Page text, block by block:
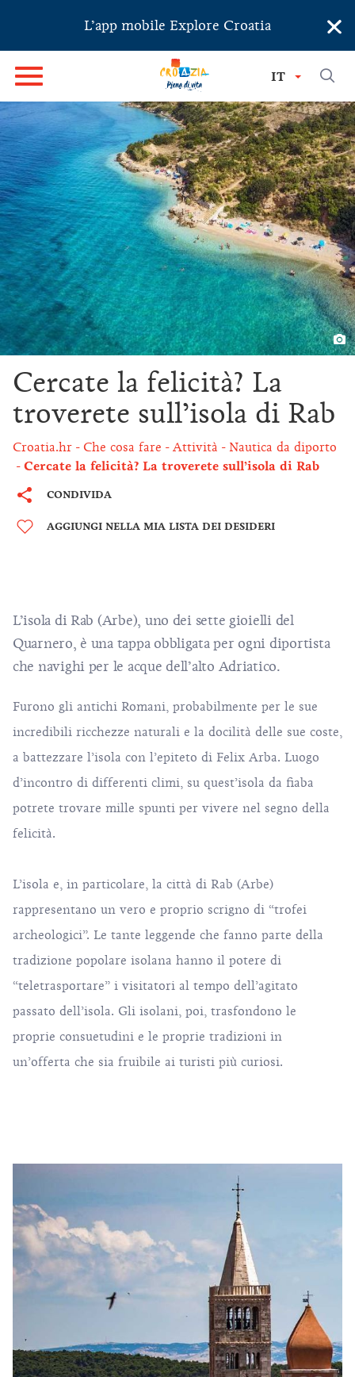
L’app mobile Explore Croatia ×
IT
Cercate la felicità? La
troverete sull’isola di Rab
Croatia.hr Che cosa fare Attività Nautica da diporto
Cercate la felicità? La troverete sull’isola di Rab
CONDIVIDA
AGGIUNGI NELLA MIA LISTA DEI DESIDERI
L’isola di Rab (Arbe), uno dei sette gioielli del
Quarnero, è una tappa obbligata per ogni diportista
che navighi per le acque dell’alto Adriatico.
Furono gli antichi Romani, probabilmente per le sue
incredibili ricchezze naturali e la docilità delle sue coste,
a battezzare l’isola con l’epiteto di Felix Arba. Luogo
d’incontro di differenti climi, su quest’isola da fiaba
potrete trovare mille spunti per vivere nel segno della
felicità.
L’isola e, in particolare, la città di Rab (Arbe)
rappresentano un vero e proprio scrigno di “trofei
archeologici”. Le tante leggende che fanno parte della
tradizione popolare isolana hanno il potere di
“teletrasportare” i visitatori al tempo dell’agitato
passato dell’isola. Gli isolani, poi, trasfondono le
proprie consuetudini e le proprie tradizioni in
un’offerta che sia fruibile ai turisti più curiosi.